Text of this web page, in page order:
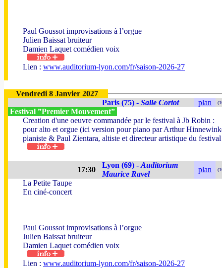
Paul Goussot improvisations à l’orgue
Julien Baissat bruiteur
Damien Laquet comédien voix
Lien : www.auditorium-lyon.com/fr/saison-2026-27
Vendredi 8 Janvier 2027
Paris (75) - Salle Cortot plan
Festival ”Premier Mouvement”
Creation d'une oeuvre commandée par le festival à Jb Robin :
pour alto et orgue (ici version pour piano par Arthur
pianiste & Paul Zientara, altiste et directeur artistique du festival
17:30
Lyon (69) - Auditorium
Maurice Ravel
plan
La Petite Taupe
En ciné-concert
Paul Goussot improvisations à l’orgue
Julien Baissat bruiteur
Damien Laquet comédien voix
Lien : www.auditorium-lyon.com/fr/saison-2026-27